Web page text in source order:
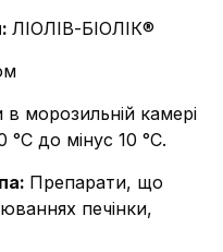
: ЛІОЛІВ-БІОЛІК®
в морозильній камері
°С до мінус 10 °С.
: Препарати, що
печінки,